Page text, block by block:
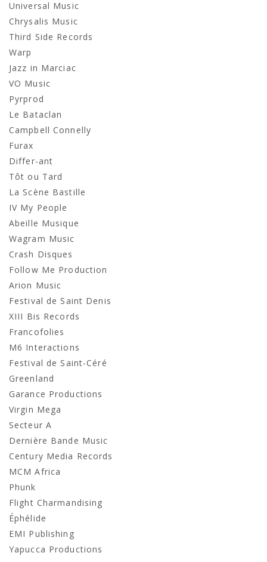
Universal Music
Chrysalis Music
Third Side Records
Warp
Jazz in Marciac
VO Music
Pyrprod
Le Bataclan
Campbell Connelly
Furax
Differ-ant
Tôt ou Tard
La Scène Bastille
IV My People
Abeille Musique
Wagram Music
Crash Disques
Follow Me Production
Arion Music
Festival de Saint Denis
XIII Bis Records
Francofolies
M6 Interactions
Festival de Saint-Céré
Greenland
Garance Productions
Virgin Mega
Secteur A
Dernière Bande Music
Century Media Records
MCM Africa
Phunk
Flight Charmandising
Éphélide
EMI Publishing
Yapucca Productions